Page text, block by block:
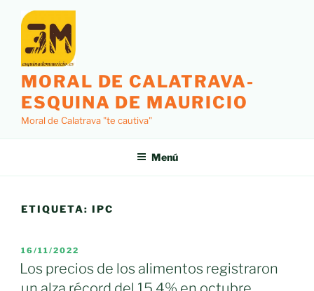
contenido
MORAL DE CALATRAVA-
ESQUINA DE MAURICIO
Moral de Calatrava "te cautiva"
Menú
ETIQUETA: IPC
PUBLICADO
EL
16/11/2022
Los precios de los alimentos registraron